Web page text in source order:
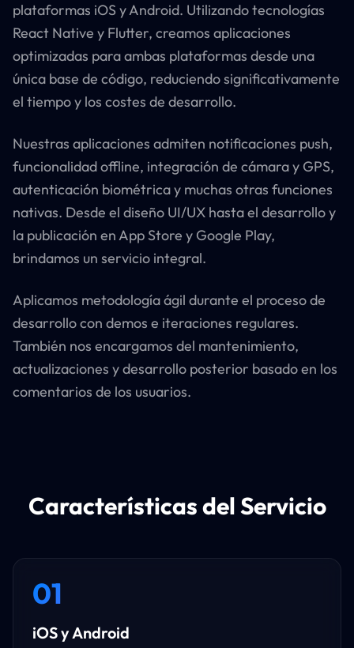
plataformas iOS y Android. Utilizando tecnologías
React Native y Flutter, creamos aplicaciones
optimizadas para ambas plataformas desde una
única base de código, reduciendo significativamente
el tiempo y los costes de desarrollo.
Nuestras aplicaciones admiten notificaciones push,
funcionalidad offline, integración de cámara y GPS,
autenticación biométrica y muchas otras funciones
nativas. Desde el diseño UI/UX hasta el desarrollo y
la publicación en App Store y Google Play,
brindamos un servicio integral.
Aplicamos metodología ágil durante el proceso de
desarrollo con demos e iteraciones regulares.
También nos encargamos del mantenimiento,
actualizaciones y desarrollo posterior basado en los
comentarios de los usuarios.
Características del Servicio
01
iOS y Android